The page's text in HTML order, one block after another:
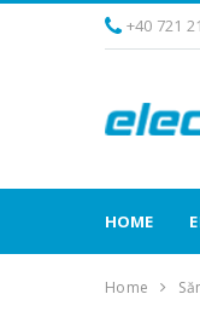
+40 721
HOME
Home